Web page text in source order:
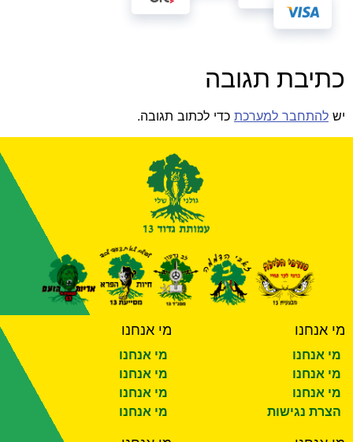
כתיבת תגובה
יש להתחבר למערכת כדי לכתוב תגובה.
מי אנחנו
מי אנחנו
מי אנחנו
מי אנחנו
הצרת נגישות
מי אנחנו
מי אנחנו
מי אנחנו
מי אנחנו
מי אנחנו